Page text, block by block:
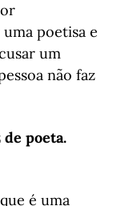
poetisa e
um
não faz
poeta.
é uma